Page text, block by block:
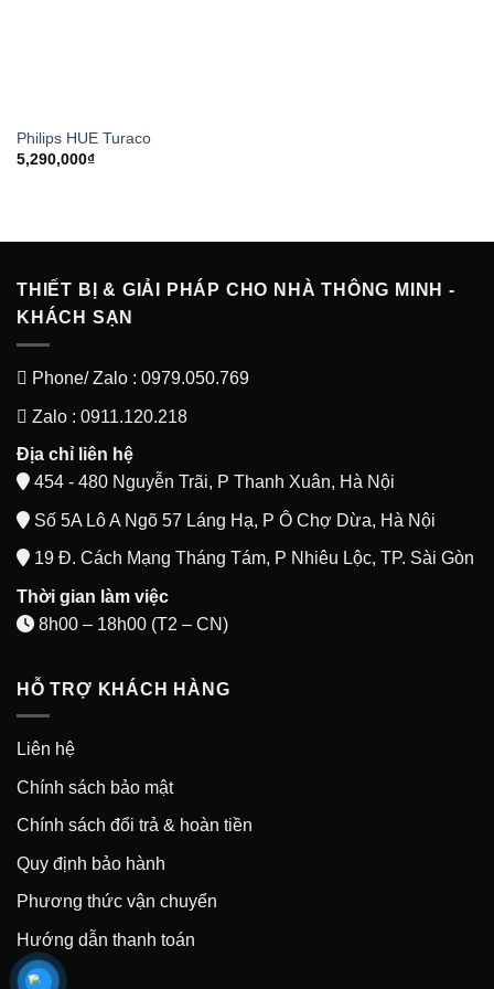
Philips HUE Turaco
5,290,000₫
THIẾT BỊ & GIẢI PHÁP CHO NHÀ THÔNG MINH -
KHÁCH SẠN
Phone/ Zalo : 0979.050.769
Zalo : 0911.120.218
Địa chỉ liên hệ
454 - 480 Nguyễn Trãi, P Thanh Xuân, Hà Nội
Số 5A Lô A Ngõ 57 Láng Hạ, P Ô Chợ Dừa, Hà Nội
19 Đ. Cách Mạng Tháng Tám, P Nhiêu Lộc, TP. Sài Gòn
Thời gian làm việc
8h00 – 18h00 (T2 – CN)
HỖ TRỢ KHÁCH HÀNG
Liên hệ
Chính sách bảo mật
Chính sách đổi trả & hoàn tiền
Quy định bảo hành
Phương thức vận chuyển
Hướng dẫn thanh toán